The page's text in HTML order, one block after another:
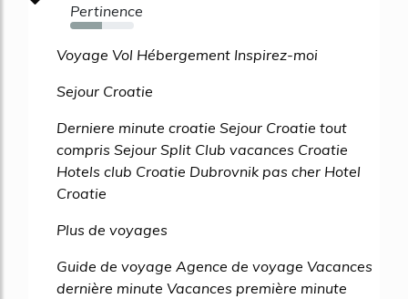
Pertinence
50%
Voyage Vol Hébergement Inspirez-moi
Sejour Croatie
Derniere minute croatie Sejour Croatie tout
compris Sejour Split Club vacances Croatie
Hotels club Croatie Dubrovnik pas cher Hotel
Croatie
Plus de voyages
Guide de voyage Agence de voyage Vacances
dernière minute Vacances première minute